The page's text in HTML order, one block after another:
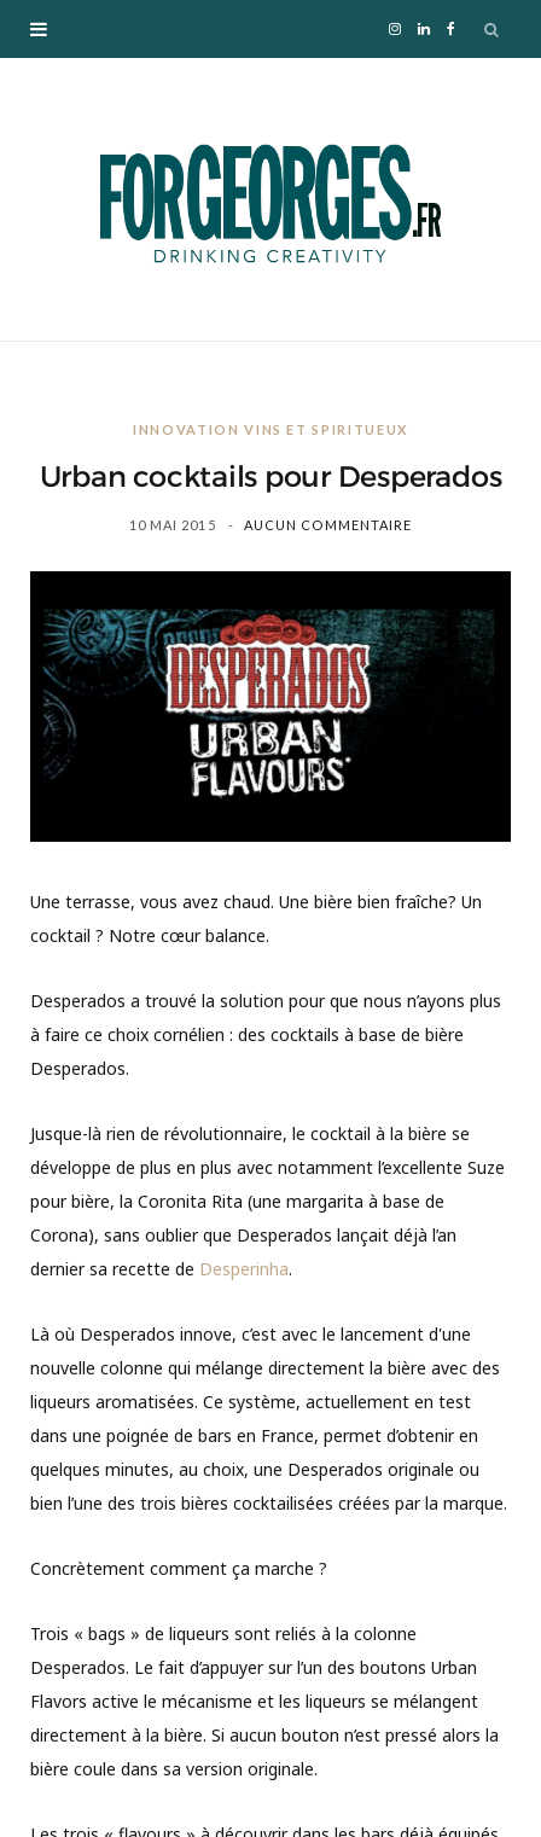
I
s
a
m
L
k
INNOVATION VINS ET SPIRITUEUX
Urban cocktails pour Desperados
10 MAI 2015 AUCUN COMMENTAIRE
Une terrasse, vous avez chaud. Une bière bien fraîche? Un
cocktail ? Notre cœur balance.
Desperados a trouvé la solution pour que nous n’ayons plus
à faire ce choix cornélien : des cocktails à base de bière
Desperados.
Jusque-là rien de révolutionnaire, le cocktail à la bière se
développe de plus en plus avec notamment l’excellente Suze
pour bière, la Coronita Rita (une margarita à base de
Corona), sans oublier que Desperados lançait déjà l’an
dernier sa recette de Desperinha.
Là où Desperados innove, c’est avec le lancement d'une
nouvelle colonne qui mélange directement la bière avec des
liqueurs aromatisées. Ce système, actuellement en test
dans une poignée de bars en France, permet d’obtenir en
quelques minutes, au choix, une Desperados originale ou
bien l’une des trois bières cocktailisées créées par la marque.
Concrètement comment ça marche ?
Trois « bags » de liqueurs sont reliés à la colonne
Desperados. Le fait d’appuyer sur l’un des boutons Urban
Flavors active le mécanisme et les liqueurs se mélangent
directement à la bière. Si aucun bouton n’est pressé alors la
bière coule dans sa version originale.